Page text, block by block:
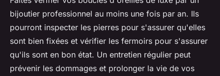
bijoutier professionnel au moins une fois par an. Ils
pourront inspecter les pierres pour s'assurer qu'elles
sont bien fixées et vérifier les fermoirs pour s'assurer
qu'ils sont en bon état. Un entretien régulier peut
prévenir les dommages et prolonger la vie de vos